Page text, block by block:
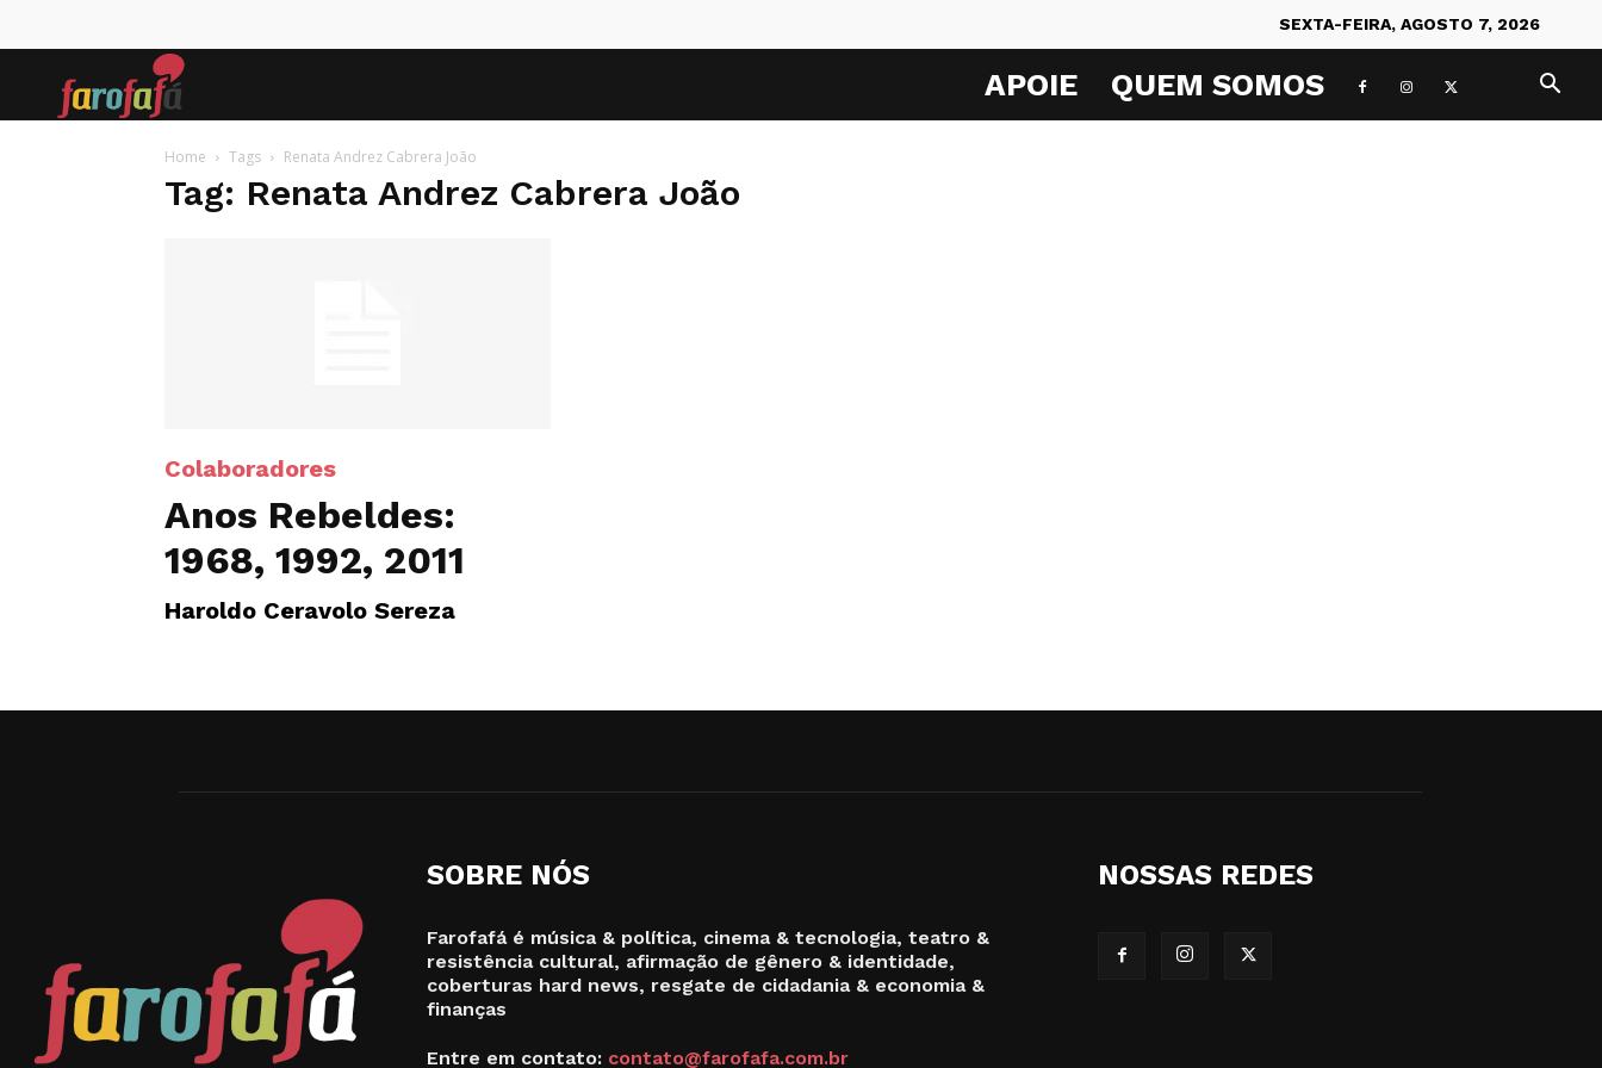
SEXTA-FEIRA, AGOSTO 7, 2026
APOIE QUEM SOMOS
Home Tags Renata Andrez Cabrera João
Tag: Renata Andrez Cabrera João
Colaboradores
Anos Rebeldes:
1968, 1992, 2011
Haroldo Ceravolo Sereza
SOBRE NÓS
Farofafá é música & política, cinema & tecnologia, teatro &
resistência cultural, afirmação de gênero & identidade,
coberturas hard news, resgate de cidadania & economia &
finanças
Entre em contato: contato@farofafa.com.br
NOSSAS REDES